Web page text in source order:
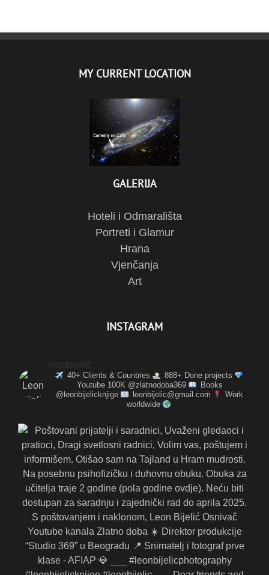
MY CURRENT LOCATION
GALERIJA
Hoteli i Odmarališta
Portreti i Glamur
Hrana
Vjenčanja
Art
INSTAGRAM
40+ Clients & Countries
888+ Done projects
Youtube 100K @zlatnodoba369
Books
@leonbijelicknjige
leonbijelic@gmail.com
Work
worldwide